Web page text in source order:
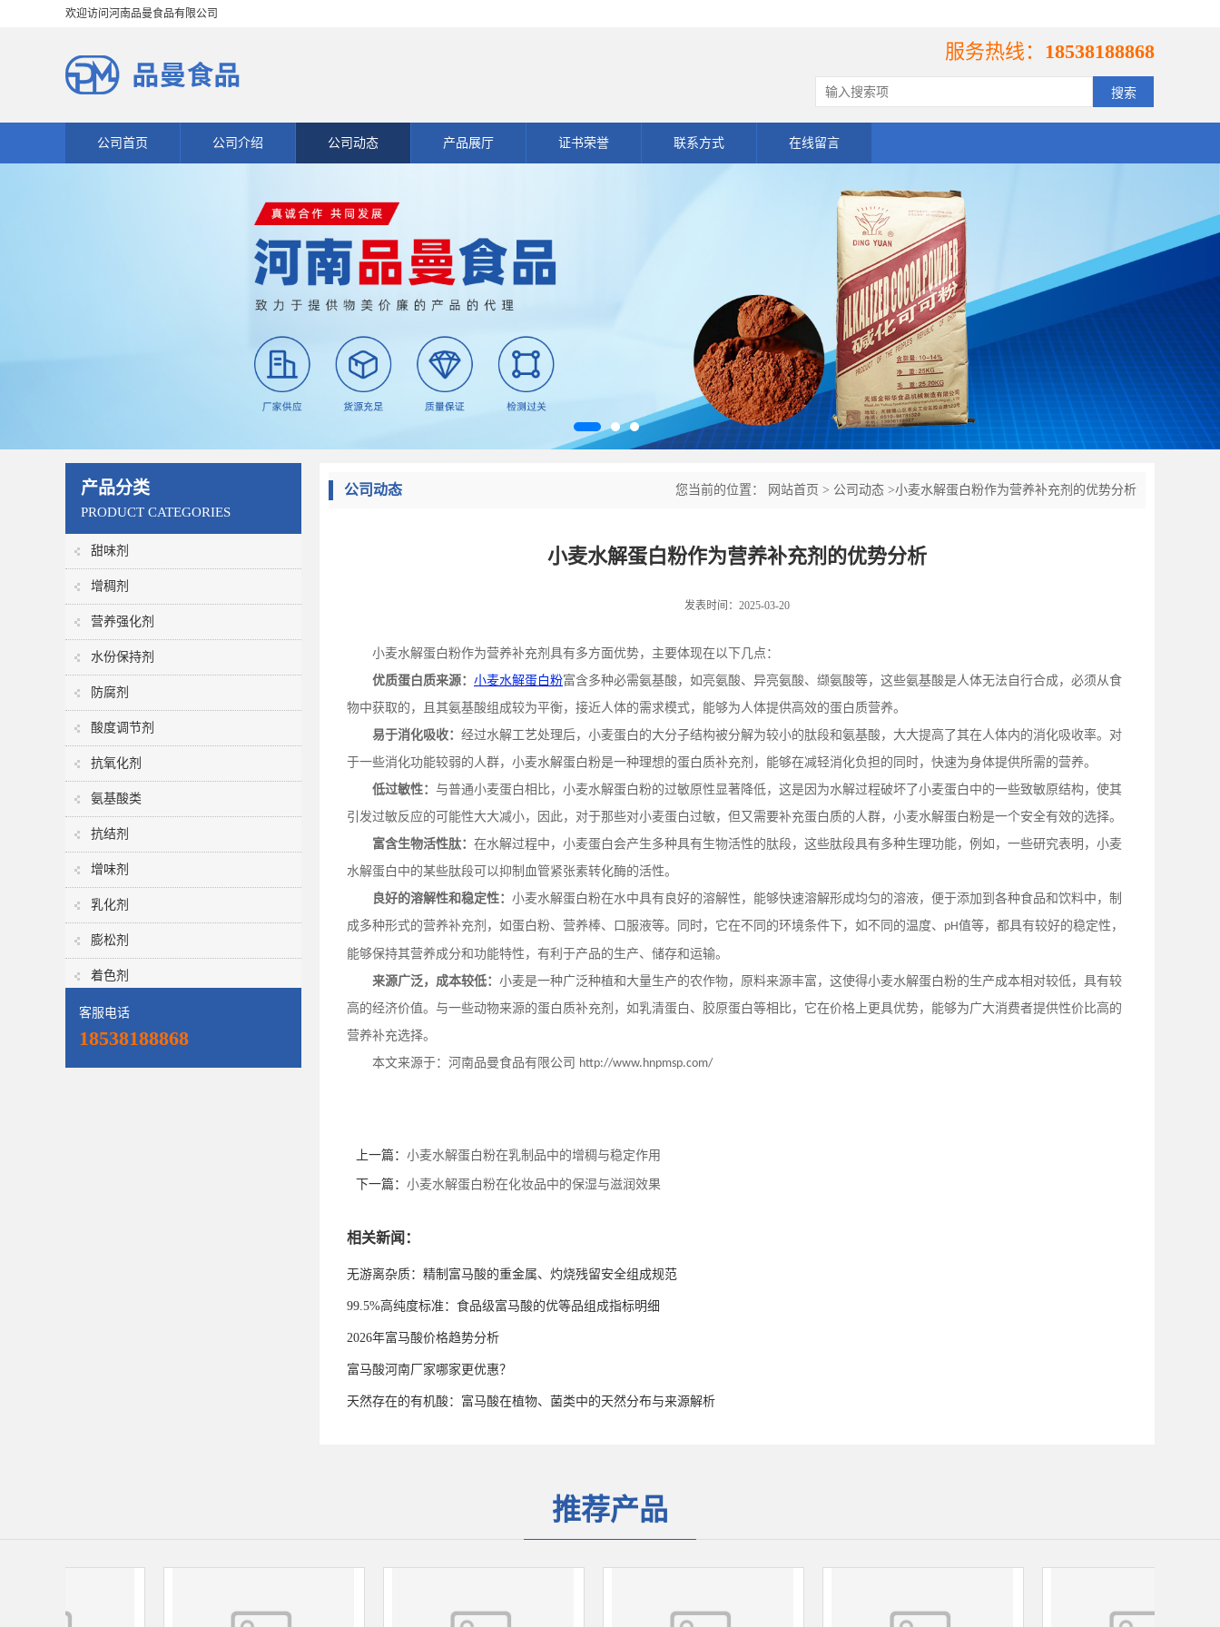
欢迎访问河南品曼食品有限公司
服务热线： 18538188868
公司首页 公司介绍 公司动态 产品展厅 证书荣誉 联系方式 在线留言
产品分类
PRODUCT CATEGORIES
甜味剂
增稠剂
营养强化剂
水份保持剂
防腐剂
酸度调节剂
抗氧化剂
氨基酸类
抗结剂
增味剂
乳化剂
膨松剂
着色剂
客服电话
18538188868
公司动态 您当前的位置： 网站首页 > 公司动态 >小麦水解蛋白粉作为营养补充剂的优势分析
小麦水解蛋白粉作为营养补充剂的优势分析
发表时间：2025-03-20
小麦水解蛋白粉作为营养补充剂具有多方面优势，主要体现在以下几点：
优质蛋白质来源： 小麦水解蛋白粉富含多种必需氨基酸，如亮氨酸、异亮氨酸、缬氨酸等，这些氨基酸是人体无法自行合成，必须从食
物中获取的，且其氨基酸组成较为平衡，接近人体的需求模式，能够为人体提供高效的蛋白质营养。
易于消化吸收： 经过水解工艺处理后，小麦蛋白的大分子结构被分解为较小的肽段和氨基酸，大大提高了其在人体内的消化吸收率。对
于一些消化功能较弱的人群，小麦水解蛋白粉是一种理想的蛋白质补充剂，能够在减轻消化负担的同时，快速为身体提供所需的营养。
低过敏性： 与普通小麦蛋白相比，小麦水解蛋白粉的过敏原性显著降低，这是因为水解过程破坏了小麦蛋白中的一些致敏原结构，使其
引发过敏反应的可能性大大减小，因此，对于那些对小麦蛋白过敏，但又需要补充蛋白质的人群，小麦水解蛋白粉是一个安全有效的选择。
富含生物活性肽： 在水解过程中，小麦蛋白会产生多种具有生物活性的肽段，这些肽段具有多种生理功能，例如，一些研究表明，小麦
水解蛋白中的某些肽段可以抑制血管紧张素转化酶的活性。
良好的溶解性和稳定性： 小麦水解蛋白粉在水中具有良好的溶解性，能够快速溶解形成均匀的溶液，便于添加到各种食品和饮料中，制
成多种形式的营养补充剂，如蛋白粉、营养棒、口服液等。同时，它在不同的环境条件下，如不同的温度、 pH值等，都具有较好的稳定性，
能够保持其营养成分和功能特性，有利于产品的生产、储存和运输。
来源广泛，成本较低： 小麦是一种广泛种植和大量生产的农作物，原料来源丰富，这使得小麦水解蛋白粉的生产成本相对较低，具有较
高的经济价值。与一些动物来源的蛋白质补充剂，如乳清蛋白、胶原蛋白等相比，它在价格上更具优势，能够为广大消费者提供性价比高的
营养补充选择。
本文来源于：河南品曼食品有限公司 http://www.hnpmsp.com/
上一篇： 小麦水解蛋白粉在乳制品中的增稠与稳定作用
下一篇： 小麦水解蛋白粉在化妆品中的保湿与滋润效果
相关新闻：
无游离杂质：精制富马酸的重金属、灼烧残留安全组成规范
99.5%高纯度标准：食品级富马酸的优等品组成指标明细
2026年富马酸价格趋势分析
富马酸河南厂家哪家更优惠？
天然存在的有机酸：富马酸在植物、菌类中的天然分布与来源解析
推荐产品